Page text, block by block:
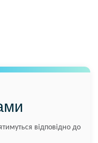
відповідно до